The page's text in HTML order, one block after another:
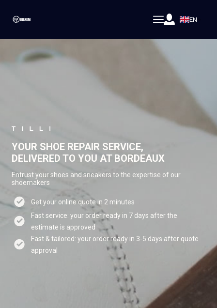
EN
YOUR SHOE REPAIR SERVICE,
DELIVERED TO YOU AT BORDEAUX
Entrust your shoes and sneakers to the expertise of our
shoemakers
Get your online quote in 2 minutes
Fast service: your order ready in 7 days after the
estimate is approved
Fast & tailored: your order ready in 3-5 days after quote
approval